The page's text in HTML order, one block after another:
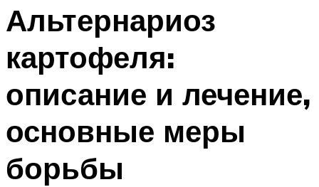
Альтернариоз
картофеля:
описание и лечение,
основные меры
борьбы